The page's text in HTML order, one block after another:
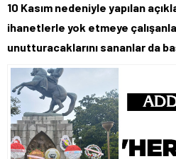
6.623,43
10 Kasım nedeniyle yapılan
ihanetlerle yok etmeye
unutturacaklarını sananlar da